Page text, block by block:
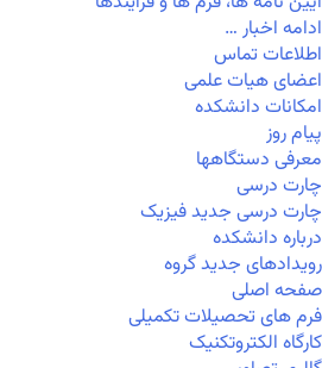
ادامه اخبار …
اطلاعات تماس
اعضای هیات علمی
امکانات دانشکده
پیام روز
معرفی دستگاهها
چارت درسی
چارت درسی جدید فیزیک
درباره دانشکده
رویدادهای جدید گروه
صفحه اصلی
فرم های تحصیلات تکمیلی
کارگاه الکتروتکنیک